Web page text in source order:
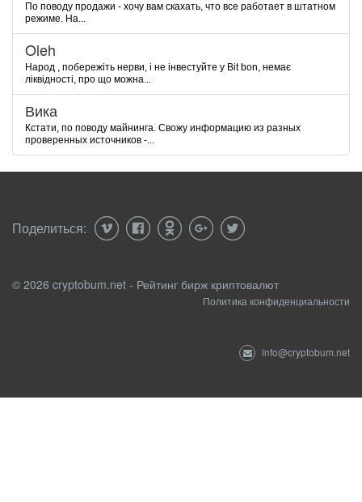
По поводу продажи - хочу вам скахать, что все работает в штатном
режиме. На...
Oleh
Народ , побережіть нерви, і не інвестуйте у Bit bon, немає
ліквідності, про що можна...
Вика
Кстати, по поводу майнинга. Свожу информацию из разных
проверенных источников -...
Поделиться:
© 2026 cryptobum.net - Рейтинг бирж криптовалют
Политика конфиденциальности
info@cryptobum.net